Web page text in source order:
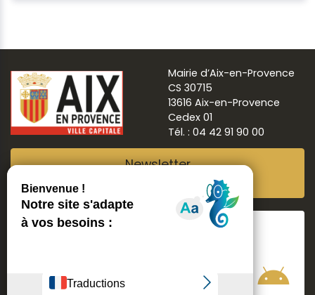
Mairie d’Aix-en-Provence
CS 30715
13616 Aix-en-Provence
Cedex 01
Tél. : 04 42 91 90 00
Newsletter
Suivre Aix ma ville